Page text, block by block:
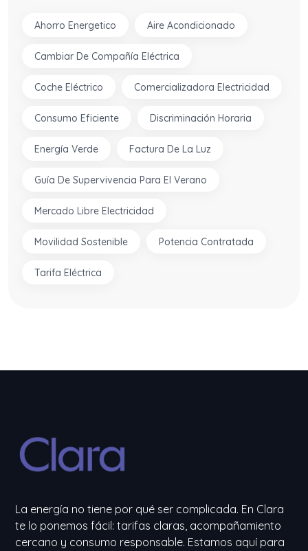
Ahorro Energetico Aire Acondicionado
Cambiar De Compañía Eléctrica
Coche Eléctrico Comercializadora Electricidad
Consumo Eficiente Discriminación Horaria
Energía Verde Factura De La Luz
Guía De Supervivencia Para El Verano
Mercado Libre Electricidad
Movilidad Sostenible Potencia Contratada
Tarifa Eléctrica
La energía no tiene por qué ser complicada. En Clara
te lo ponemos fácil: tarifas claras, acompañamiento
cercano y consumo responsable. Estamos aquí para